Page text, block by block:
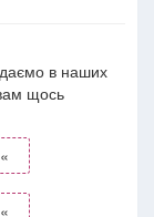
в наших
щось